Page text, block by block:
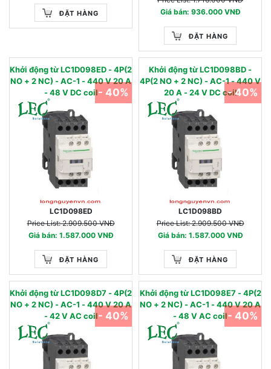
ĐẶT HÀNG
Giá bán: 936.000 VNĐ
ĐẶT HÀNG
Khởi động từ LC1D098ED - 4P(2
NO + 2 NC) - AC-1 - 440 V 20 A
- 48 V DC coil
LC1D098ED
Price List: 2.909.500 VNĐ
Giá bán: 1.587.000 VNĐ
ĐẶT HÀNG
- 40%
Khởi động từ LC1D098BD -
4P(2 NO + 2 NC) - AC-1 - 440 V
20 A - 24 V DC coil
LC1D098BD
Price List: 2.909.500 VNĐ
Giá bán: 1.587.000 VNĐ
ĐẶT HÀNG
- 40%
Khởi động từ LC1D098D7 - 4P(2
NO + 2 NC) - AC-1 - 440 V 20 A
- 42 V AC coil- 40%
Khởi động từ LC1D098E7 - 4P(2
NO + 2 NC) - AC-1 - 440 V 20 A
- 48 V AC coil- 40%